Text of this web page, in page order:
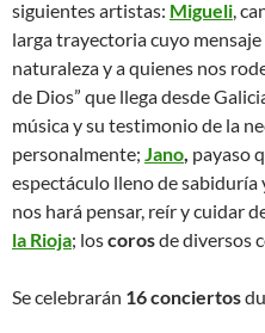
siguientes artistas: Migueli,
larga trayectoria cuyo
naturaleza y a quienes nos
de Dios” que llega desde
música y su testimonio de la
personalmente; Jano, payaso
espectáculo lleno de sabiduría
nos hará pensar, reír y cuidar
la Rioja; loscorosde diversos
Se celebrarán 16 conciertos